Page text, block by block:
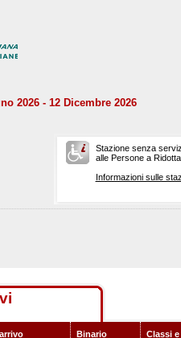
2026 - 12 Dicembre 2026
Stazione senza
alle Persone a
Informazioni sulle
Binario
Classi